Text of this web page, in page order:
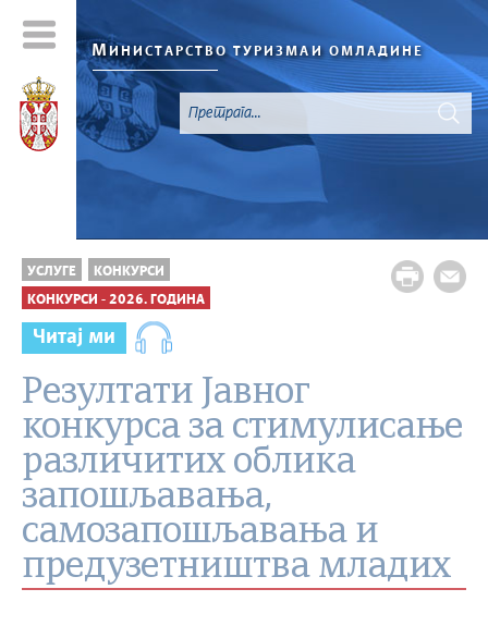
М ИНИСТАРСТВО ТУРИЗМАИ ОМЛАДИНЕ
УСЛУГЕ КОНКУРСИ
КОНКУРСИ - 2026. ГОДИНА
Читај ми
Резултати Jавног
конкурса за стимулисање
различитих облика
запошљавања,
самозапошљавања и
предузетништва младих